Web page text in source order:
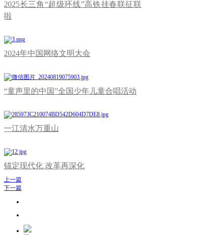
2025长三角“超级环线”高铁挂春联征联
啦
2024年中国网络文明大会
“童声里的中国”全国少年儿童合唱活动
一江清水万重山
锚定现代化 改革再深化
上一篇
下一篇